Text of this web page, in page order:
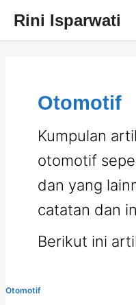
content
Rini Isparwati
Otomotif
Kumpulan
otomotif
dan yang
catatan dan
Berikut ini
Otomotif